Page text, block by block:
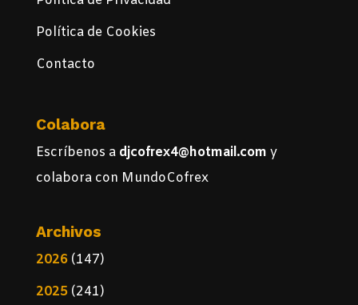
Política de Cookies
Contacto
Colabora
Escríbenos a djcofrex4@hotmail.com y
colabora con MundoCofrex
Archivos
2026(147)
2025(241)